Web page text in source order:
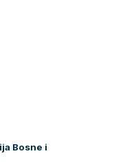
Bosne i